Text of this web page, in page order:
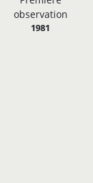
observation
1981